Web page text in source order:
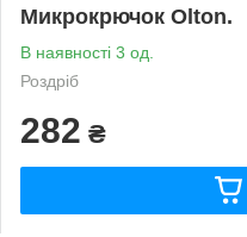
Микрокрючок Olton.
В наявності 3 од.
Роздріб
282 ₴